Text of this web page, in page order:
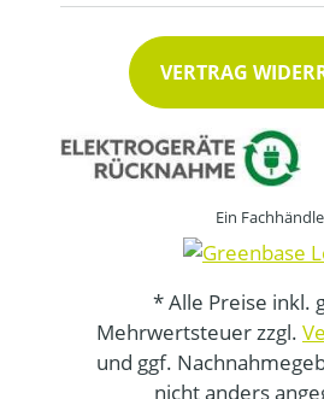
VERTRAG
Ein
* Alle Preise inkl.
Mehrwertsteuer zzgl.
und ggf.
nicht anders